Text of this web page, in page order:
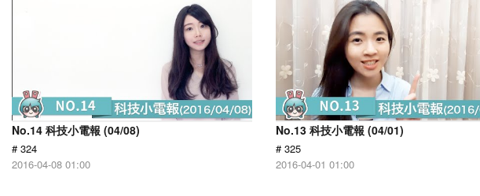
No.14 科技小電報 (04/08)
# 324
2016-04-08 01:00
No.13 科技小電報 (04/01)
# 325
2016-04-01 01:00